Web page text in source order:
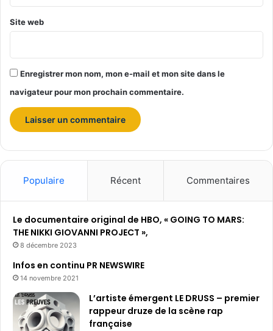
à
D
i
n
e
a
n
P
a
s
Site web
Enregistrer mon nom, mon e-mail et mon site dans le
navigateur pour mon prochain commentaire.
Populaire Récent Commentaires
Le documentaire original de HBO, « GOING TO MARS:
THE NIKKI GIOVANNI PROJECT »,
8 décembre 2023
Infos en continu PR NEWSWIRE
14 novembre 2021
L’artiste émergent LE DRUSS – premier
rappeur druze de la scène rap
française